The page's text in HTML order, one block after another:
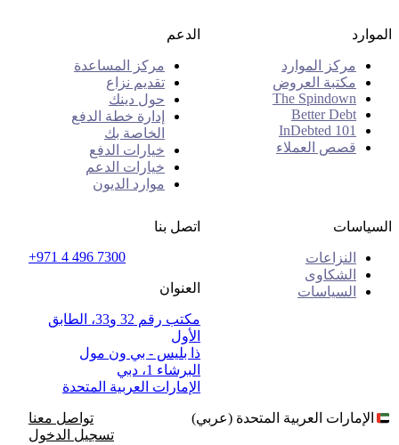
الموارد
مركز الموارد
مكتبة العروض
The Spindown
Better Debt
InDebted 101
قصص العملاء
الدعم
مركز المساعدة
تقديم نزاع
حول دينك
إدارة خطة الدفع
الخاصة بك
خيارات الدفع
خيارات الدعم
موارد الديون
السياسات
النزاعات
الشكاوى
السياسات
اتصل بنا
+971 4 496 7300
العنوان
مكتب رقم 32 و33، الطابق
الأول
ذا بليس - بي ون مول
البرشاء 1، دبي
الإمارات العربية المتحدة
الإمارات العربية المتحدة (عربي)
تواصل معنا
تسجيل الدخول